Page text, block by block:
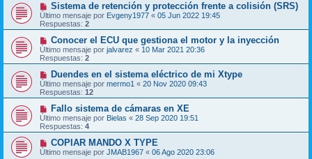
Sistema de retención y protección frente a colisión (SRS)
Último mensaje por Evgeny1977 « 05 Jun 2022 19:45
Respuestas: 2
Conocer el ECU que gestiona el motor y la inyección
Último mensaje por jalvarez « 10 Mar 2021 20:36
Respuestas: 2
Duendes en el sistema eléctrico de mi Xtype
Último mensaje por mermo1 « 20 Nov 2020 09:43
Respuestas: 12
Fallo sistema de cámaras en XE
Último mensaje por Bielas « 28 Sep 2020 19:51
Respuestas: 4
COPIAR MANDO X TYPE
Último mensaje por JMAB1967 « 06 Ago 2020 23:06